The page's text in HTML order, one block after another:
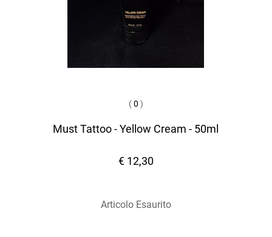
(0 )
Must Tattoo - Yellow Cream - 50ml
€ 12,30
Articolo Esaurito